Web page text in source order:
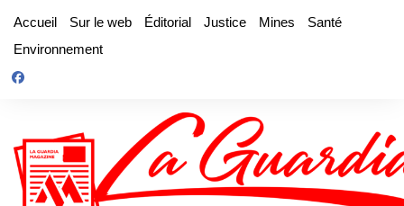
contenu
Accueil Sur le web Éditorial Justice Mines
Santé
Environnement